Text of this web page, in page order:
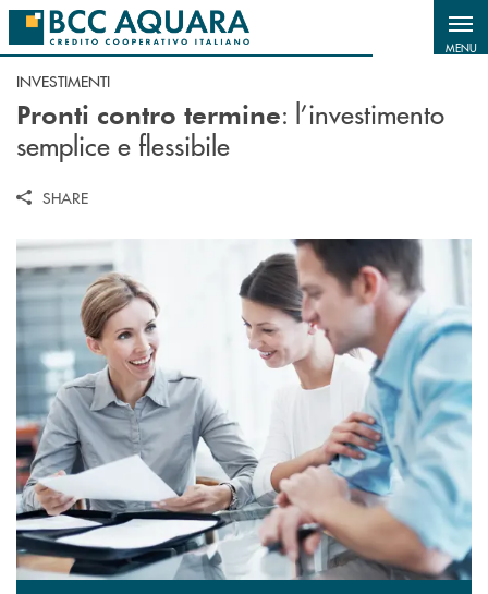
Salta al contenuto principale
MENU
INVESTIMENTI
Pronti contro termine: l’investimento
semplice e flessibile
SHARE